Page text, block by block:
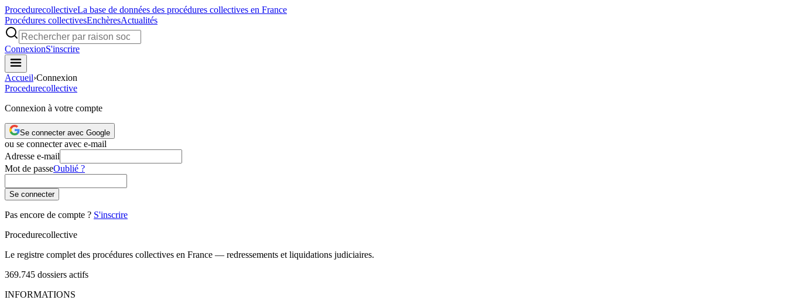
ProcedurecollectiveLa base de données des procédures collectives en France
Procédures collectivesEnchèresActualités
ConnexionS'inscrire
Accueil›Connexion
Procedurecollective
Connexion à votre compte
Se connecter avec Google
ou se connecter avec e-mail
Adresse e-mail
Mot de passeOublié ?
Se connecter
Pas encore de compte ? S'inscrire
Procedurecollective
Le registre complet des procédures collectives en France — redressements et liquidations judiciaires.
369.745 dossiers actifs
INFORMATIONS